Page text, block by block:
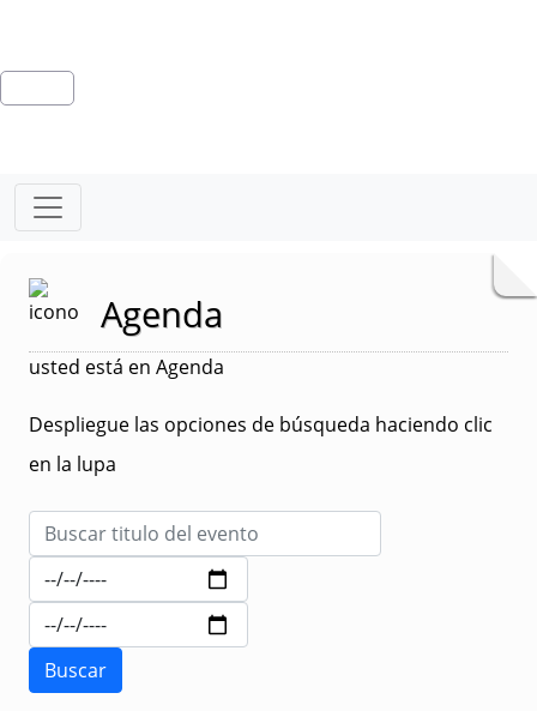
Agenda
usted está en Agenda
Despliegue las opciones de búsqueda haciendo clic
en la lupa